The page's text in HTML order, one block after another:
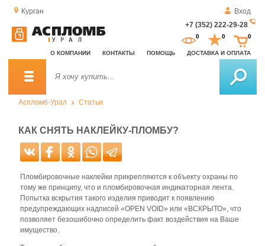
Курган
Вход
+7 (352) 222-29-28
О КОМПАНИИ КОНТАКТЫ ПОМОЩЬ ДОСТАВКА И ОПЛАТА
0 0 0
Аспломб-Урал Статьи
КАК СНЯТЬ НАКЛЕЙКУ-ПЛОМБУ?
Пломбировочные наклейки прикрепляются к объекту охраны по
тому же принципу, что и пломбировочная индикаторная лента.
Попытка вскрытия такого изделия приводит к появлению
предупреждающих надписей «OPEN VOID» или «ВСКРЫТО», что
позволяет безошибочно определить факт воздействия на Ваше
имущество.